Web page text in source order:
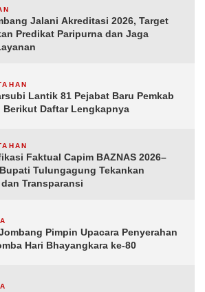
Jalani Akreditasi 2026, Target
Predikat Paripurna dan Jaga
Lantik 81 Pejabat Baru Pemkab
Berikut Daftar Lengkapnya
Faktual Capim BAZNAS 2026–
Tulungagung Tekankan
Transparansi
Pimpin Upacara Penyerahan
Hari Bhayangkara ke-80